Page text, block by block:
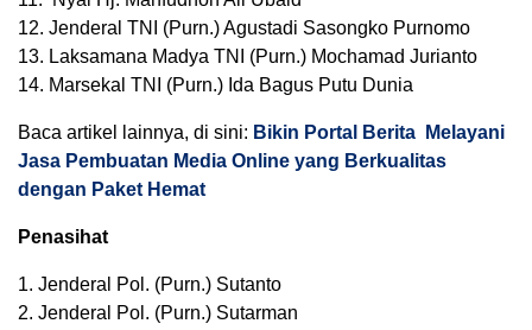
12. Jenderal TNI (Purn.) Agustadi Sasongko Purnomo
13. Laksamana Madya TNI (Purn.) Mochamad Jurianto
14. Marsekal TNI (Purn.) Ida Bagus Putu Dunia
Baca artikel lainnya, di sini: Bikin Portal Berita Melayani
Jasa Pembuatan Media Online yang Berkualitas
dengan Paket Hemat
Penasihat
1. Jenderal Pol. (Purn.) Sutanto
2. Jenderal Pol. (Purn.) Sutarman